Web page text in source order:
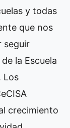
y todas
que nos
seguir
la Escuela
Los
crecimiento